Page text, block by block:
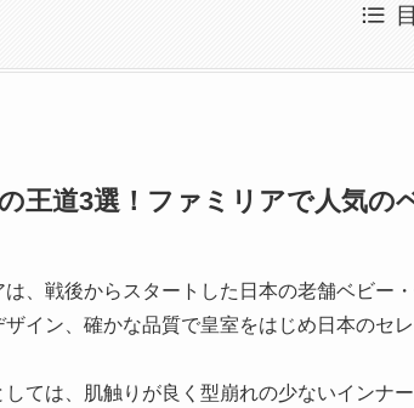
王道3選！ファミリアで人気の
は、戦後からスタートした日本の老舗ベビー
ザイン、確かな品質で皇室をはじめ日本のセ
しては、肌触りが良く型崩れの少ないインナ